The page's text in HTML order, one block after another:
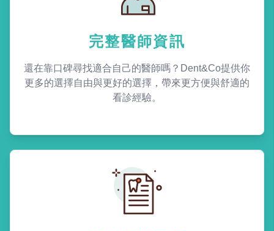
完整醫師資訊
還在靠口碑尋找適合自己的醫師嗎？Dent&Co提供你
更多的選擇自由與更好的選擇，帶來更方便與舒適的
看診經驗。